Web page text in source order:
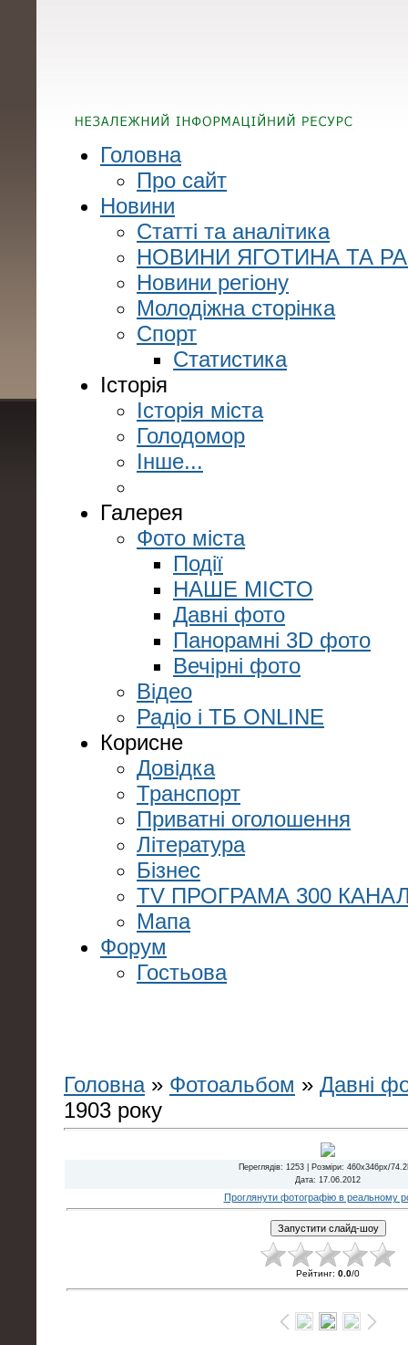
Головна
Про сайт
Новини
Статті та аналітика
НОВИНИ ЯГОТИНА ТА
Новини регіону
Молодіжна сторінка
Спорт
Статистика
Історія
Історія міста
Голодомор
Інше...
Галерея
Фото міста
Події
НАШЕ МІСТО
Давні фото
Панорамні 3D фото
Вечірні фото
Відео
Радіо і ТБ ONLINE
Корисне
Довідка
Транспорт
Приватні оголошення
Література
Бізнес
TV ПРОГРАМА 300
Мапа
Форум
Гостьова
Головна» Фотоальбом » Давні
1903 року
Переглядів: 1253 | Розміри: 460x346px/
Дата: 17.06.2012
Проглянути фотографію в реальному
Рейтинг: 0.0/0